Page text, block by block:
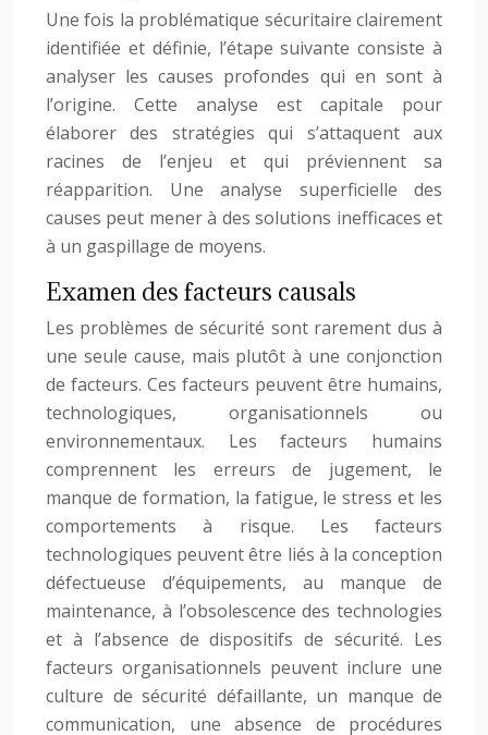
Une fois la problématique sécuritaire clairement
identifiée et définie, l’étape suivante consiste à
analyser les causes profondes qui en sont à
l’origine. Cette analyse est capitale pour
élaborer des stratégies qui s’attaquent aux
racines de l’enjeu et qui préviennent sa
réapparition. Une analyse superficielle des
causes peut mener à des solutions inefficaces et
à un gaspillage de moyens.
Examen des facteurs causals
Les problèmes de sécurité sont rarement dus à
une seule cause, mais plutôt à une conjonction
de facteurs. Ces facteurs peuvent être humains,
technologiques, organisationnels ou
environnementaux. Les facteurs humains
comprennent les erreurs de jugement, le
manque de formation, la fatigue, le stress et les
comportements à risque. Les facteurs
technologiques peuvent être liés à la conception
défectueuse d’équipements, au manque de
maintenance, à l’obsolescence des technologies
et à l’absence de dispositifs de sécurité. Les
facteurs organisationnels peuvent inclure une
culture de sécurité défaillante, un manque de
communication, une absence de procédures